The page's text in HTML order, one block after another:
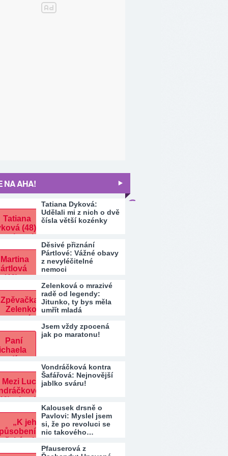
NA AHA!
Tatiana Dyková:
Udělali mi z nich o dvě
čísla větší kozénky
Děsivé přiznání
Pártlové: Vážné obavy
z nevyléčitelné
nemoci
Zelenková o mrazivé
radě od legendy:
Jitunko, ty bys měla
umřít mladá
Jsem vždy zpocená
jak po maratonu!
Vondráčková kontra
Šafářová: Nejnovější
jablko sváru!
Kalousek drsně o
Pavlovi: Myslel jsem
si, že po revoluci se
nic takového…
Pfauserová z